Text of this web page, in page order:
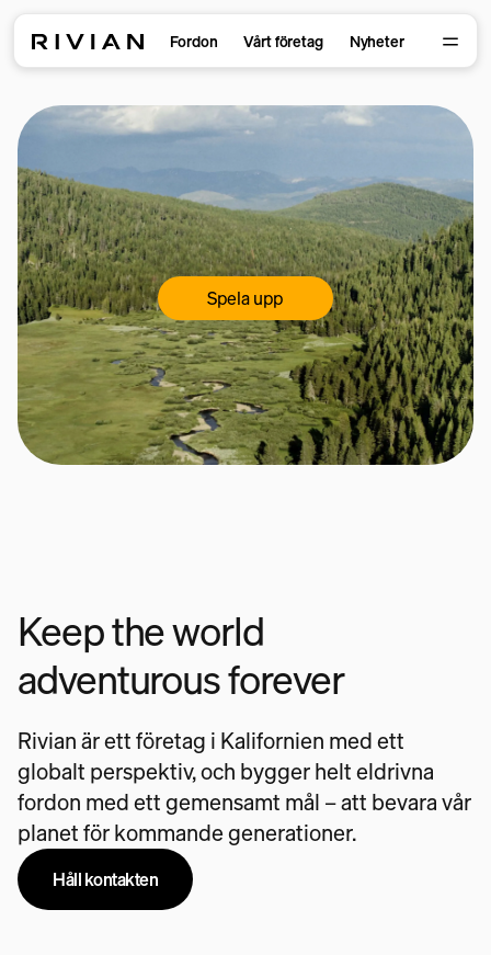
Fordon Vårt företag Nyheter
Spela upp
Keep the world
adventurous forever
Rivian är ett företag i Kalifornien med ett
globalt perspektiv, och bygger helt eldrivna
fordon med ett gemensamt mål – att bevara vår
planet för kommande generationer.
Håll kontakten